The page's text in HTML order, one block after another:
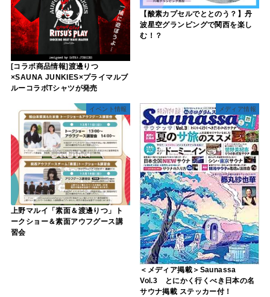
[コラボ商品情報]渡邊りつ
×SAUNA JUNKIES×プライマルブ
ルーコラボTシャツが発売
【酸素カプセルでととのう？】丹
波星空グランピングで関西を楽し
む！？
イベント情報
上野マルイ「素面＆渡邊りつ」ト
ークショー＆素面アウフグース講
習会
メディア情報
＜メディア掲載＞Saunassa
Vol.3 とにかく行くべき日本の名
サウナ掲載 ステッカー付！